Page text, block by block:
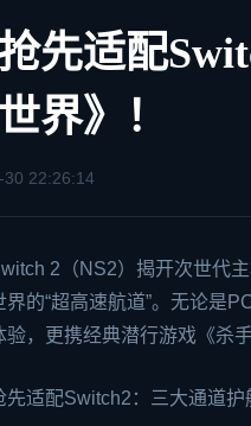
先适配
界》！
30 22:26:14
2（NS2）揭开次世代主
界的“超高速航道”。无论是
验，更携经典潜行游戏《杀
先适配Switch2：三大通道护